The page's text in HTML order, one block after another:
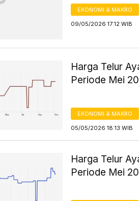
EKONOMI & MAKRO
09/05/2026 17:12 WIB
Harga Telur
Periode Mei
EKONOMI & MAKRO
05/05/2026 18:13 WIB
Harga Telur
Periode Mei